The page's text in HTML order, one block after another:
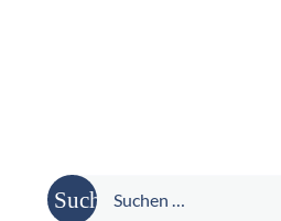
Suche
nach: